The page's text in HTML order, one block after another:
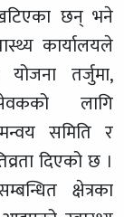
छन् भने
कार्यालयले
तर्जुमा,
लागि
समिति र
दिएको छ ।
क्षेत्रका